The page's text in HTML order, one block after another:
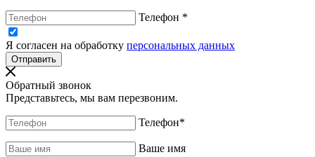
Телефон *
Я согласен на обработку персональных данных
Обратный звонок
Представьтесь, мы вам перезвоним.
Телефон*
Ваше имя